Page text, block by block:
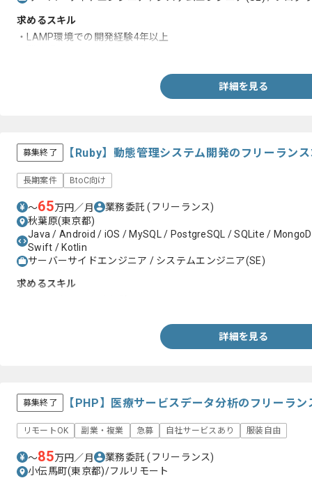
求めるスキル
・LAMP環境での開発経験4年以上
詳細を見る
募集終了 【Ruby】動態管理システム開発のフリーラン
長期案件 BtoC向け
〜65万円／月 業務委託(フリーランス)
秋葉原(東京都)
Java / Android / iOS / MySQL / PostgreSQL / SQLite /
Swift / Kotlin
サーバーサイドエンジニア / システムエンジニア(SE)
求めるスキル
詳細を見る
募集終了 【PHP】医療サービスデータ分析のフリーラ
リモートOK 副業・複業 急募 自社サービスあり 服装自由
〜85万円／月 業務委託(フリーランス)
小伝馬町(東京都)/フルリモート